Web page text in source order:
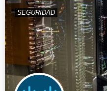
SEGURIDAD